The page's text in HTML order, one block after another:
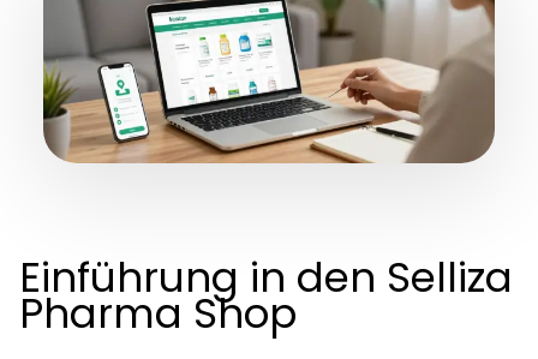
Einführung in den Selliza
Pharma Shop